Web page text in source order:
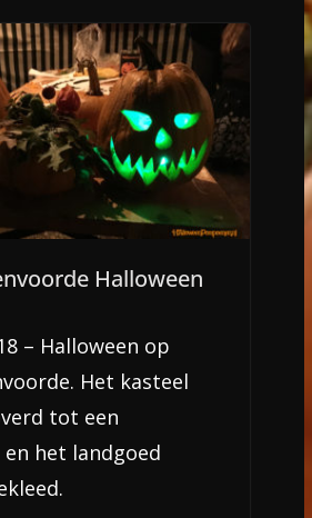
Halloween
– Halloween op
Het kasteel
tot een
het landgoed